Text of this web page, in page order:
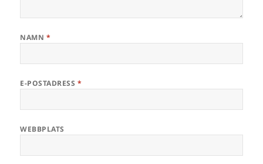
NAMN *
E-POSTADRESS *
WEBBPLATS